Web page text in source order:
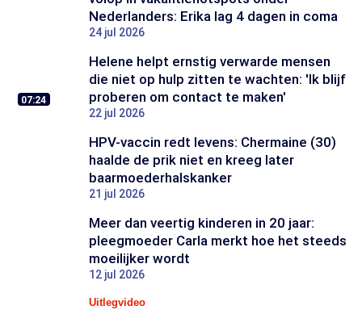
Nederlanders: Erika lag 4 dagen in coma
24 jul 2026
07:24
Helene helpt ernstig verwarde mensen
die niet op hulp zitten te wachten: 'Ik blijf
proberen om contact te maken'
22 jul 2026
HPV-vaccin redt levens: Chermaine (30)
haalde de prik niet en kreeg later
baarmoederhalskanker
21 jul 2026
Meer dan veertig kinderen in 20 jaar:
pleegmoeder Carla merkt hoe het steeds
moeilijker wordt
12 jul 2026
Uitlegvideo